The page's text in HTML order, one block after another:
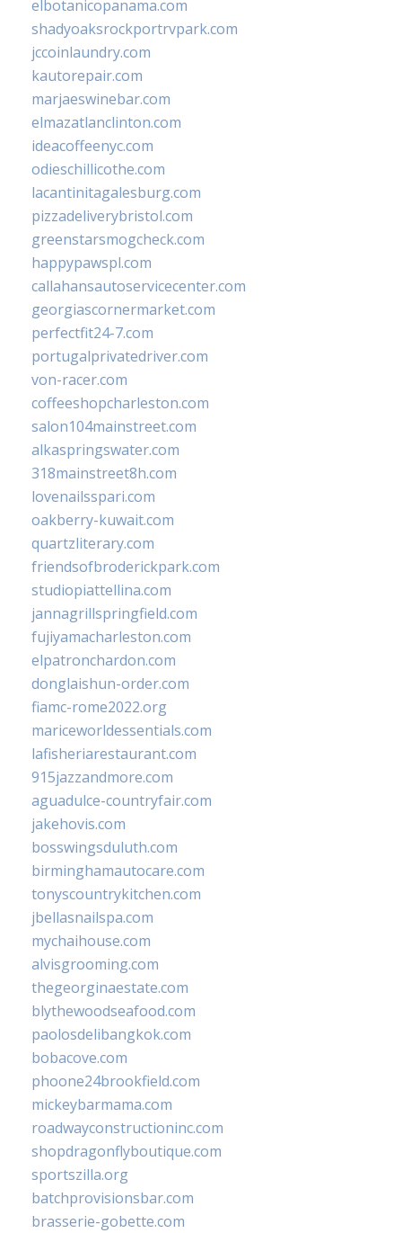
elbotanicopanama.com
shadyoaksrockportrvpark.com
jccoinlaundry.com
kautorepair.com
marjaeswinebar.com
elmazatlanclinton.com
ideacoffeenyc.com
odieschillicothe.com
lacantinitagalesburg.com
pizzadeliverybristol.com
greenstarsmogcheck.com
happypawspl.com
callahansautoservicecenter.com
georgiascornermarket.com
perfectfit24-7.com
portugalprivatedriver.com
von-racer.com
coffeeshopcharleston.com
salon104mainstreet.com
alkaspringswater.com
318mainstreet8h.com
lovenailsspari.com
oakberry-kuwait.com
quartzliterary.com
friendsofbroderickpark.com
studiopiattellina.com
jannagrillspringfield.com
fujiyamacharleston.com
elpatronchardon.com
donglaishun-order.com
fiamc-rome2022.org
mariceworldessentials.com
lafisheriarestaurant.com
915jazzandmore.com
aguadulce-countryfair.com
jakehovis.com
bosswingsduluth.com
birminghamautocare.com
tonyscountrykitchen.com
jbellasnailspa.com
mychaihouse.com
alvisgrooming.com
thegeorginaestate.com
blythewoodseafood.com
paolosdelibangkok.com
bobacove.com
phoone24brookfield.com
mickeybarmama.com
roadwayconstructioninc.com
shopdragonflyboutique.com
sportszilla.org
batchprovisionsbar.com
brasserie-gobette.com